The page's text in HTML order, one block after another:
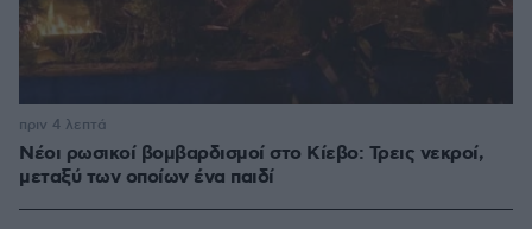
Νέοι ρωσικοί βομβαρδισμοί στο Κίεβο: Τρεις νεκροί,
μεταξύ των οποίων ένα παιδί
πριν 4 λεπτά